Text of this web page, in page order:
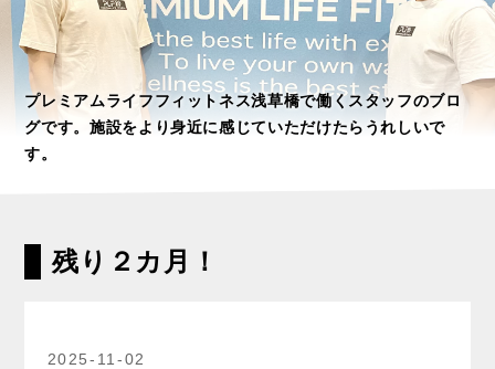
プレミアムライフフィットネス浅草橋で働くスタッフのブロ
グです。施設をより身近に感じていただけたらうれしいで
す。
残り２カ月！
2025-11-02